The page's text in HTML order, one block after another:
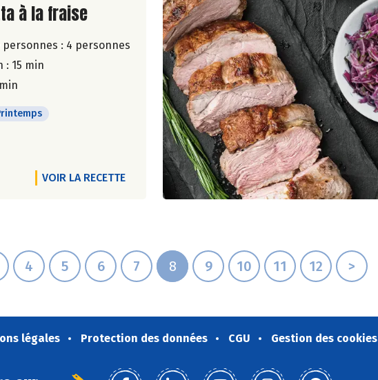
de la recette
à la fraise
: 4 personnes
: 15 min
VOIR LA RECETTE
4 5 6 7 8 9 10 11 12 >
légales Protection des données CGU Gestion des cookies